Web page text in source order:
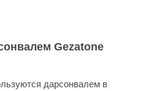
Gezatone
дарсонвалем в